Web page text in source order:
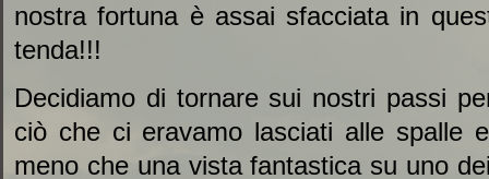
nostra fortuna è assai sfacciata in
tenda!!!
Decidiamo di tornare sui nostri passi
ciò che ci eravamo lasciati alle spalle
meno che una vista fantastica su uno